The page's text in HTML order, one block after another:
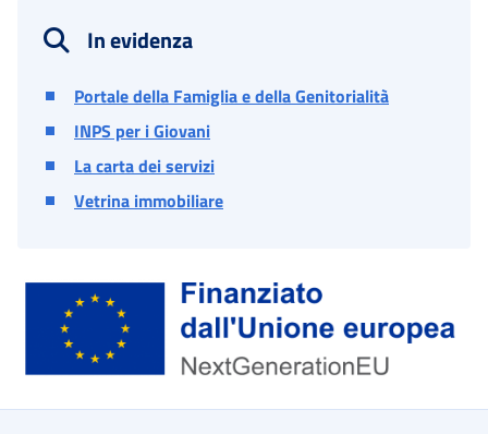
In evidenza
Portale della Famiglia e della Genitorialità
INPS per i Giovani
La carta dei servizi
Vetrina immobiliare